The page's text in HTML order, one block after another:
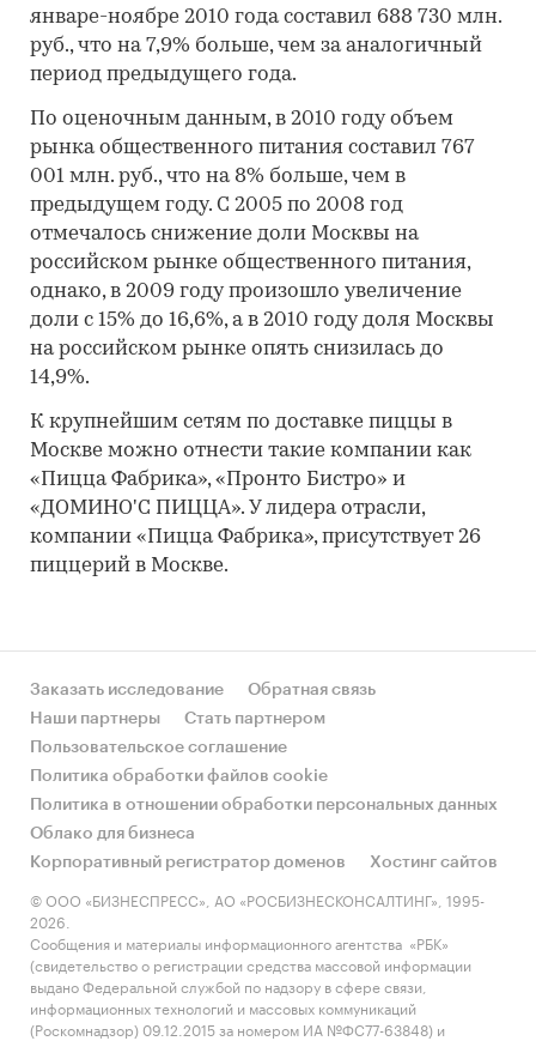
январе-ноябре 2010 года составил 688 730 млн.
руб., что на 7,9% больше, чем за аналогичный
период предыдущего года.
По оценочным данным, в 2010 году объем
рынка общественного питания составил 767
001 млн. руб., что на 8% больше, чем в
предыдущем году. С 2005 по 2008 год
отмечалось снижение доли Москвы на
российском рынке общественного питания,
однако, в 2009 году произошло увеличение
доли с 15% до 16,6%, а в 2010 году доля Москвы
на российском рынке опять снизилась до
14,9%.
К крупнейшим сетям по доставке пиццы в
Москве можно отнести такие компании как
«Пицца Фабрика», «Пронто Бистро» и
«ДОМИНО'С ПИЦЦА». У лидера отрасли,
компании «Пицца Фабрика», присутствует 26
пиццерий в Москве.
Заказать исследование
Обратная связь
Наши партнеры
Стать партнером
Пользовательское соглашение
Политика обработки файлов cookie
Политика в отношении обработки персональных данных
Облако для бизнеса
Корпоративный регистратор доменов
Хостинг сайтов
© ООО «БИЗНЕСПРЕСС», АО «РОСБИЗНЕСКОНСАЛТИНГ», 1995-
2026.
Сообщения и материалы информационного агентства «РБК»
(свидетельство о регистрации средства массовой информации
выдано Федеральной службой по надзору в сфере связи,
информационных технологий и массовых коммуникаций
(Роскомнадзор) 09.12.2015 за номером ИА №ФС77-63848) и